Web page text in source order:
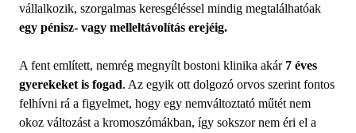
vállalkozik, szorgalmas keresgéléssel mindig megtalálhatóak
egy pénisz- vagy melleltávolítás erejéig.
A fent említett, nemrég megnyílt bostoni klinika akár 7 éves
gyerekeket is fogad. Az egyik ott dolgozó orvos szerint fontos
felhívni rá a figyelmet, hogy egy nemváltoztató műtét nem
okoz változást a kromoszómákban, így sokszor nem éri el a